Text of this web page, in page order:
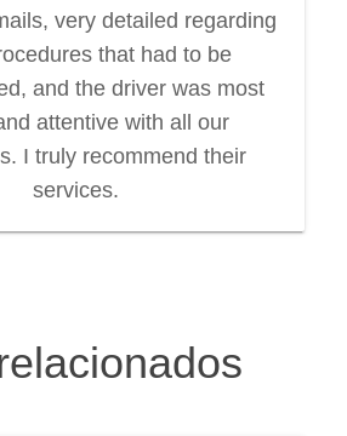
very detailed regarding
that had to be
and the driver was most
attentive with all our
I truly recommend their
services.